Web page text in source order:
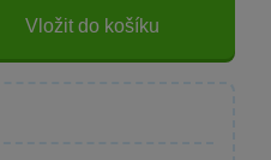
Vložit do košíku